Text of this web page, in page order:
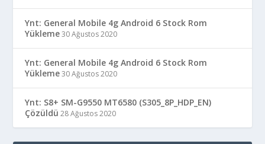
Ynt: General Mobile 4g Android 6 Stock Rom
Yükleme 30 Ağustos 2020
Ynt: General Mobile 4g Android 6 Stock Rom
Yükleme 30 Ağustos 2020
Ynt: S8+ SM-G9550 MT6580 (S305_8P_HDP_EN)
Çözüldü 28 Ağustos 2020